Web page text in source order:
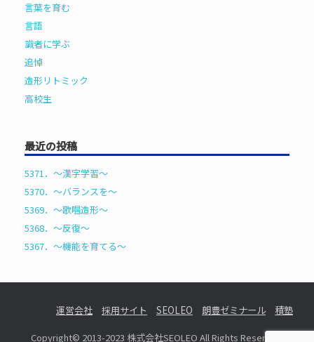
言葉を育む
言語
識者に学ぶ
追悼
造形リトミック
高校生
最近の投稿
5371．～漢字学習〜
5370．～バランスを〜
5369．～歌唱造形〜
5368．～反復〜
5367．～機能を育てる〜
運営会社 採用サイト SEOLEO 朗豊ゼミナール 積塾
Copyright© 2013-2023 株式会社SEOLEO All Rights Reserved.